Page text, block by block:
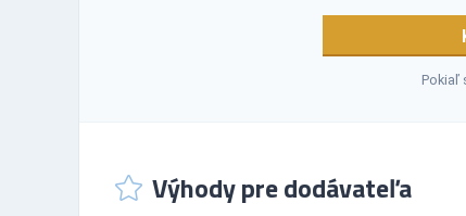
Pokiaľ
Výhody pre dodávateľa